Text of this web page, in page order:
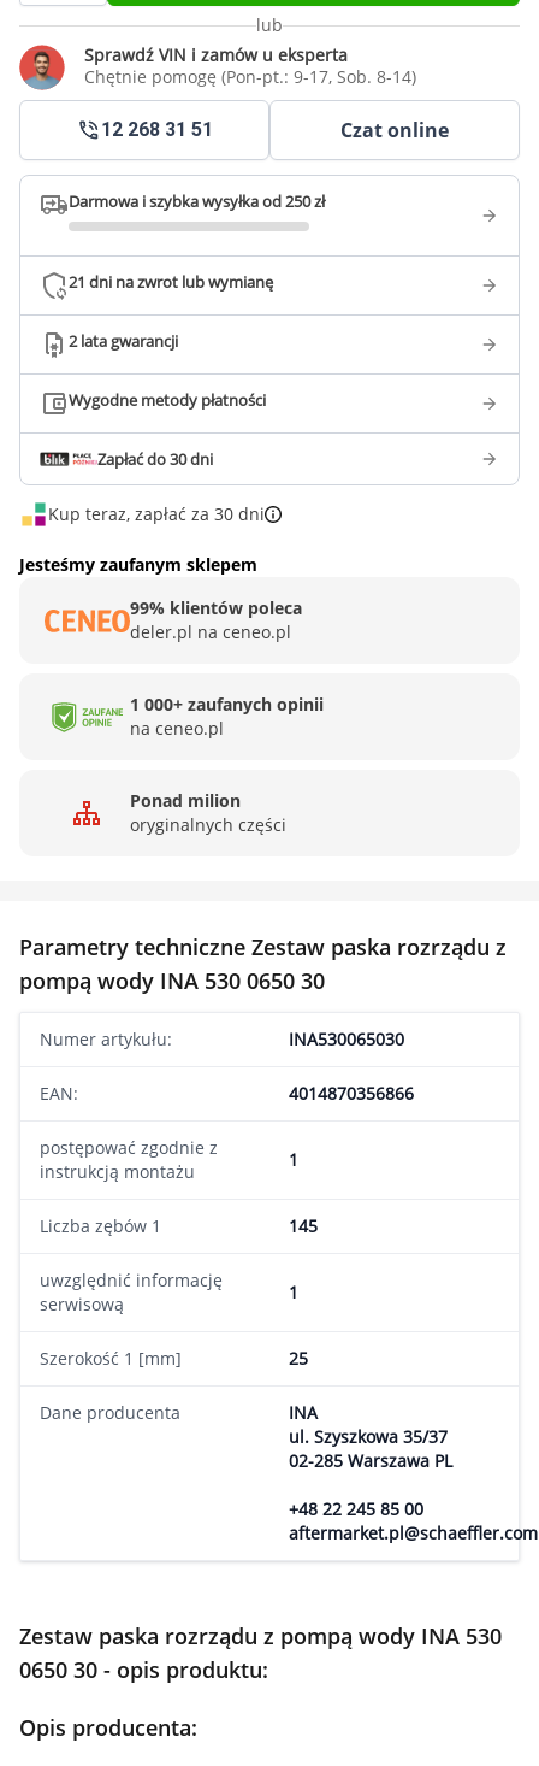
lub
Sprawdź VIN i zamów u eksperta
Chętnie pomogę (Pon-pt.: 9-17, Sob. 8-14)
12 268 31 51 Czat online
Darmowa i szybka wysyłka od 250 zł
21 dni na zwrot lub wymianę
2 lata gwarancji
Wygodne metody płatności
Zapłać do 30 dni
Kup teraz, zapłać za 30 dni
Jesteśmy zaufanym sklepem
99% klientów poleca
deler.pl na ceneo.pl
1 000+ zaufanych opinii
na ceneo.pl
Ponad milion
oryginalnych części
Parametry techniczne Zestaw paska rozrządu z
pompą wody INA 530 0650 30
Numer artykułu: INA530065030
EAN: 4014870356866
postępować zgodnie z
instrukcją montażu
1
Liczba zębów 1 145
uwzględnić informację
serwisową
1
Szerokość 1 [mm] 25
Dane producenta
INA
ul. Szyszkowa 35/37
02-285 Warszawa PL
+48 22 245 85 00
aftermarket.pl@schaeffler.com
Zestaw paska rozrządu z pompą wody INA 530
0650 30 - opis produktu:
Opis producenta: